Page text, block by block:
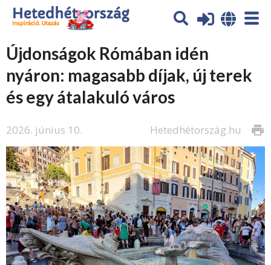
Újdonságok Rómában idén
nyáron: magasabb díjak, új terek
és egy átalakuló város
2026. június 10. print
Hetedhétország.hu